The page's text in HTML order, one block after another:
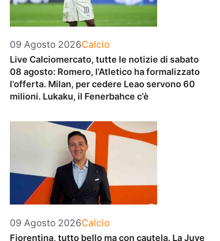
09 Agosto 2026Categorie
Calcio
Live Calciomercato, tutte le notizie di sabato
08 agosto: Romero, l’Atletico ha formalizzato
l’offerta. Milan, per cedere Leao servono 60
milioni. Lukaku, il Fenerbahce c’è
09 Agosto 2026Categorie
Calcio
Fiorentina, tutto bello ma con cautela. La Juve